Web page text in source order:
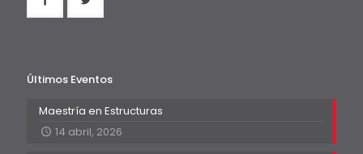
Últimos Eventos
Maestría en Estructuras
14 abril, 2026